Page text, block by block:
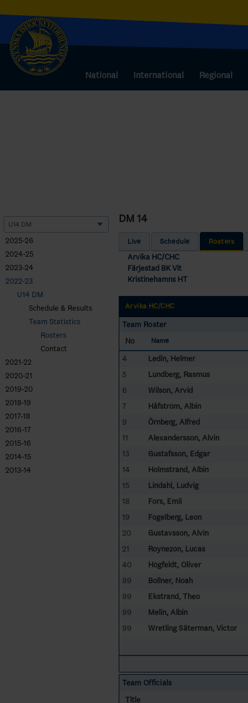
National International Regional
2025-26
2024-25
2023-24
2022-23
U14 DM
Schedule & Results
Team Statistics
Rosters
Contact
2021-22
2020-21
2019-20
2018-19
2017-18
2016-17
2015-16
2014-15
2013-14
DM 14
Live Schedule Rosters
Arvika HC/CHC
Färjestad BK Vit
Kristinehamns HT
Arvika HC/CHC
Team Roster
No
Name
4 Ledin, Helmer
5
Lundberg, Rasmus
6
Wilson, Arvid
7
Håfström, Albin
9
Örnberg, Alfred
11
Alexandersson, Alvin
13
Gustafsson, Edgar
14
Holmstrand, Albin
15
Lindahl, Ludvig
18
Fors, Emil
19
Fogelberg, Leon
20
Gustavsson, Alvin
21
Roynezon, Lucas
40
Högfeldt, Oliver
99
Bollner, Noah
99
Ekstrand, Theo
99
Melin, Albin
99
Wretling Säterman, Victor
Team Officials
Title